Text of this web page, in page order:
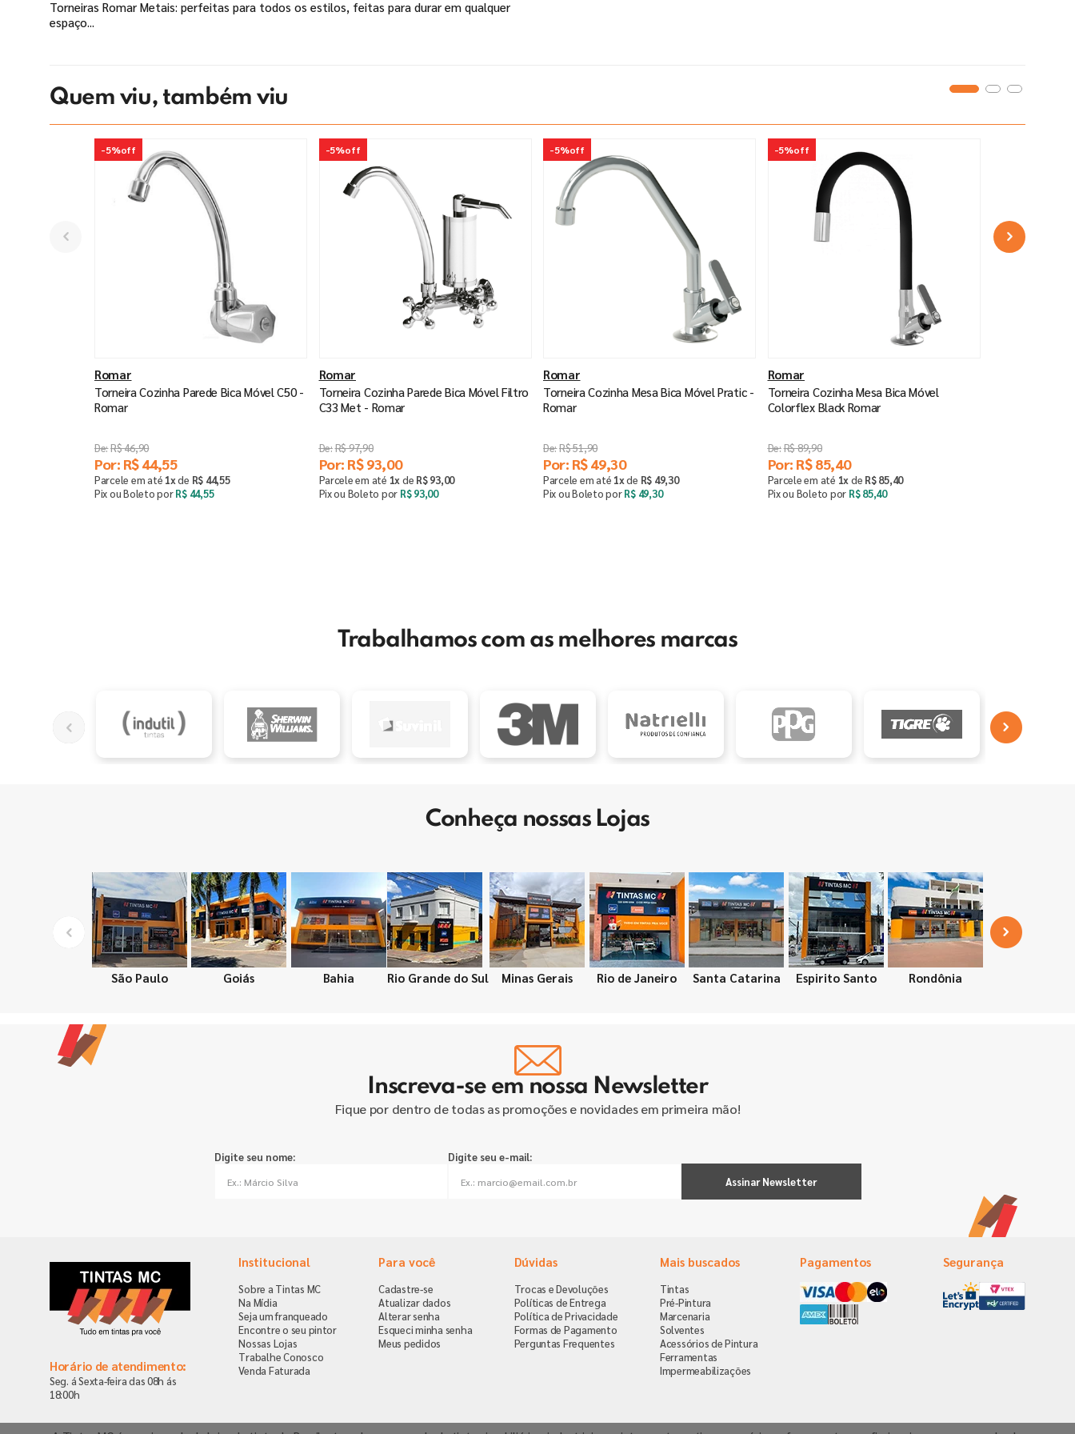
Torneiras Romar Metais: perfeitas para todos os estilos, feitas para durar em qualquer
espaço...
Quem viu, também viu
-5%off
Romar
Torneira Cozinha Parede Bica Móvel C50 -
Romar
R$46,90
Por: R$44,55
Parcele em até 1xde R$ 44,55
Pix ou Boleto porR$ 44,55
-5%off
Romar
Torneira Cozinha Parede Bica Móvel Filtro
C33 Met - Romar
R$97,90
Por: R$ 93,00
Parcele em até 1xde R$ 93,00
Pix ou Boleto por R$ 93,00
-5%off
Romar
Torneira Cozinha Mesa Bica Móvel Pratic -
Romar
R$51,90
Por: R$49,30
Parcele em até 1xde R$ 49,30
Pix ou Boleto porR$ 49,30
-5%off
Romar
Torneira Cozinha Mesa Bica Móvel
Colorflex Black Romar
R$89,90
Por: R$ 85,40
Parcele em até 1xde R$ 85,40
Pix ou Boleto por R$ 85,40
Trabalhamos com as melhores marcas
Conheça nossas Lojas
São Paulo Goiás Bahia Rio Grande do Sul Minas Gerais Rio de Janeiro Santa Catarina Espirito Santo Rondônia
Inscreva-se em nossa Newsletter
Fique por dentro de todas as promoções e novidades em primeira mão!
Digite seu nome:
Digite seu e-mail:
Assinar Newsletter
Horário de atendimento:
Seg. á Sexta-feira das 08h ás
18:00h
Institucional
Sobre a Tintas MC
Na Mídia
Seja um franqueado
Encontre o seu pintor
Nossas Lojas
Trabalhe Conosco
Venda Faturada
Para você
Cadastre-se
Atualizar dados
Alterar senha
Esqueci minha senha
Meus pedidos
Dúvidas
Trocas e Devoluções
Políticas de Entrega
Política de Privacidade
Formas de Pagamento
Perguntas Frequentes
Mais buscados
Tintas
Pré-Pintura
Marcenaria
Solventes
Acessórios de Pintura
Ferramentas
Impermeabilizações
Pagamentos Segurança